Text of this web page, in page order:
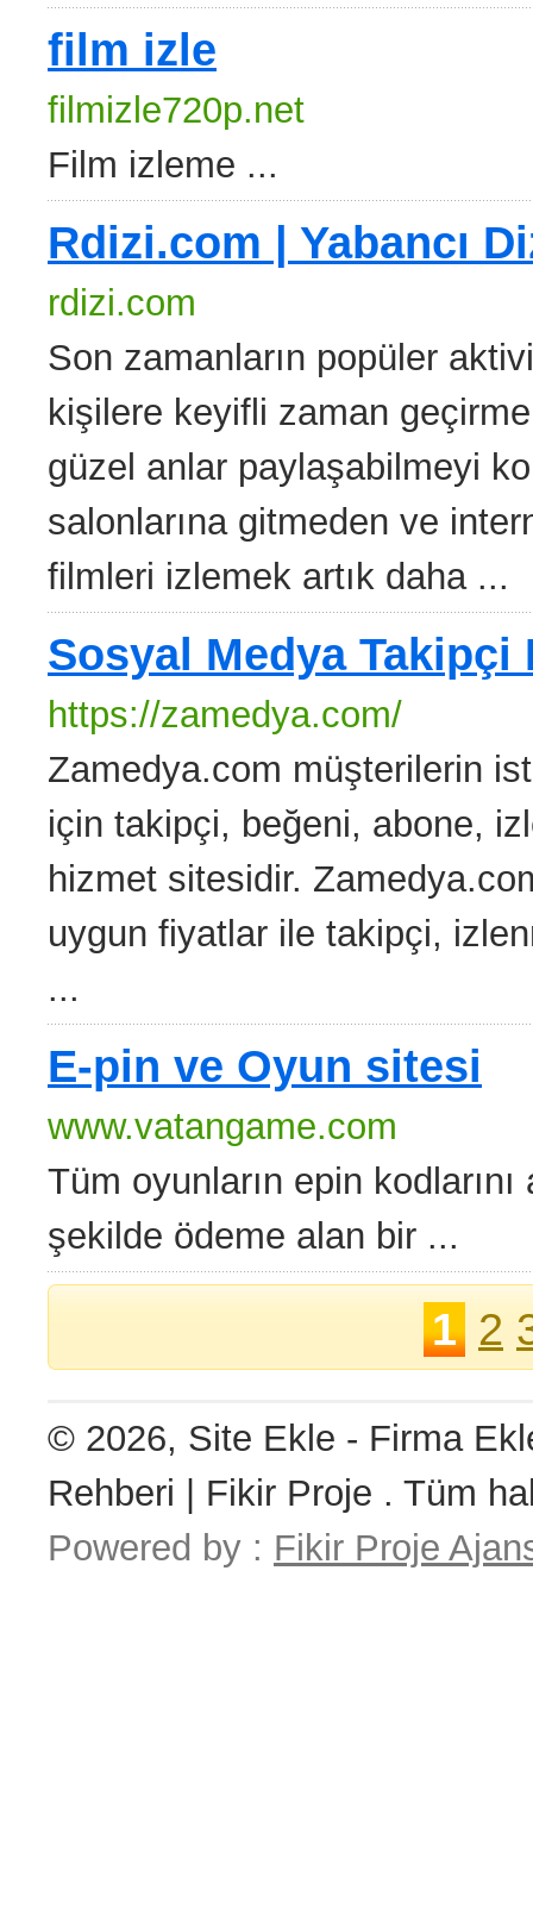
film izle
filmizle720p.net
Film izleme ...
Rdizi.com | Yabancı
rdizi.com
Son zamanların popüler
kişilere keyifli zaman
güzel anlar paylaşabilmeyi
salonlarına gitmeden ve
filmleri izlemek artık daha ...
Sosyal Medya Takipçi
https://zamedya.com/
Zamedya.com müşterilerin
için takipçi, beğeni, abone,
hizmet sitesidir.
uygun fiyatlar ile takipçi,
...
E-pin ve Oyun sitesi
www.vatangame.com
Tüm oyunların epin
şekilde ödeme alan bir ...
1 2
© 2026, Site Ekle - Firma
Rehberi | Fikir Proje . Tüm
Powered by : Fikir Proje